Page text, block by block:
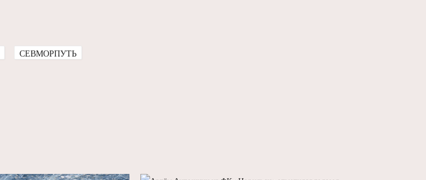
СЕВМОРПУТЬ